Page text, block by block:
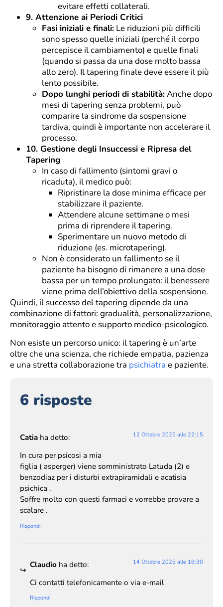
evitare effetti collaterali.
9. Attenzione ai Periodi Critici
Fasi iniziali e finali: Le riduzioni più difficili
sono spesso quelle iniziali (perché il corpo
percepisce il cambiamento) e quelle finali
(quando si passa da una dose molto bassa
allo zero). Il tapering finale deve essere il più
lento possibile.
Dopo lunghi periodi di stabilità:Anche dopo
mesi di tapering senza problemi, può
comparire la sindrome da sospensione
tardiva, quindi è importante non accelerare il
processo.
10. Gestione degli Insuccessi e Ripresa del
Tapering
In caso di fallimento (sintomi gravi o
ricaduta), il medico può:
Ripristinare la dose minima efficace per
stabilizzare il paziente.
Attendere alcune settimane o mesi
prima di riprendere il tapering.
Sperimentare un nuovo metodo di
riduzione (es. microtapering).
Non è considerato un fallimento se il
paziente ha bisogno di rimanere a una dose
bassa per un tempo prolungato: il benessere
viene prima dell’obiettivo della sospensione.
Quindi, il successo del tapering dipende da una
combinazione di fattori: gradualità, personalizzazione,
monitoraggio attento e supporto medico-psicologico.
Non esiste un percorso unico: il tapering è un’arte
oltre che una scienza, che richiede empatia, pazienza
e una stretta collaborazione tra psichiatra e paziente.
6 risposte
Catia ha detto: 12 Ottobre 2025 alle 22:15
In cura per psicosi a mia
figlia ( asperger) viene somministrato Latuda (2) e
benzodiaz per i disturbi extrapiramidali e acatisia
psichica .
Soffre molto con questi farmaci e vorrebbe provare a
scalare .
Rispondi
Claudio ha detto: 14 Ottobre 2025 alle 18:30
Ci contatti telefonicamente o via e-mail
Rispondi